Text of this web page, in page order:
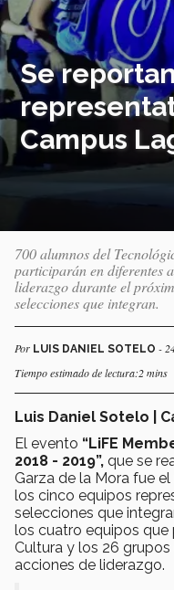
Se
Campus
700 alumnos del
participarán en diferentes
liderazgo durante el
selecciones que integran.
Por LUIS DANIEL SOTELO -
Tiempo estimado de lectura:2 mins
Luis Daniel Sotelo |
El evento “LiFE
2018 - 2019”, que se
Garza de la Mora fue
los cinco equipos
selecciones que
los cuatro equipos que
Cultura y los 26
acciones de liderazgo.